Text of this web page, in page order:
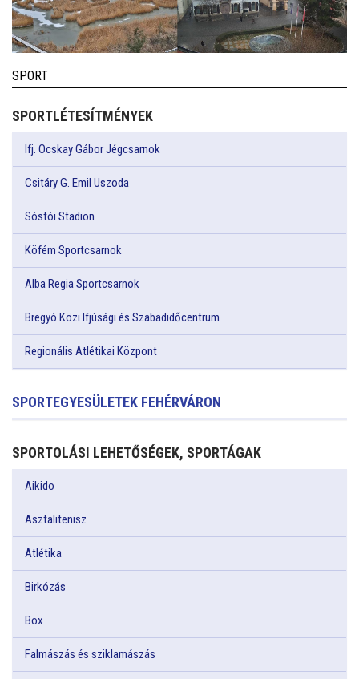
SPORT
SPORTLÉTESÍTMÉNYEK
Ifj. Ocskay Gábor Jégcsarnok
Csitáry G. Emil Uszoda
Sóstói Stadion
Köfém Sportcsarnok
Alba Regia Sportcsarnok
Bregyó Közi Ifjúsági és Szabadidőcentrum
Regionális Atlétikai Központ
SPORTEGYESÜLETEK FEHÉRVÁRON
SPORTOLÁSI LEHETŐSÉGEK, SPORTÁGAK
Aikido
Asztalitenisz
Atlétika
Birkózás
Box
Falmászás és sziklamászás